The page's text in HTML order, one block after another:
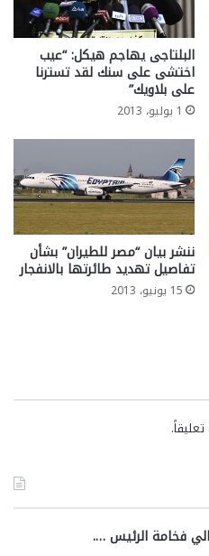
البلتاجى يهاجم هيكل: “عيب
اختشى على سنك لقد تسترنا
على بلاويك”
1 يوليو، 2013
ننشر بيان “مصر للطيران” بشأن
تفاصيل تهديد طائرتها بالانفجار
15 يونيو، 2013
فخامة الرئيس ….